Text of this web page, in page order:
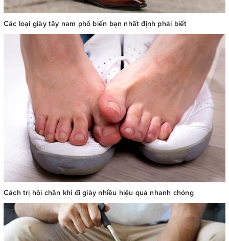
Các loại giày tây nam phổ biến bạn nhất định phải biết
Cách trị hôi chân khi đi giày nhiều hiệu quả nhanh chóng